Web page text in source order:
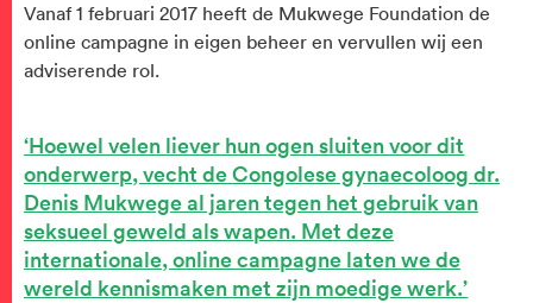
Vanaf 1 februari 2017 heeft de Mukwege Foundation de
online campagne in eigen beheer en vervullen wij een
adviserende rol.
Hoewel velen liever hun ogen sluiten voor dit
onderwerp, vecht de Congolese gynaecoloog dr.
Denis Mukwege al jaren tegen het gebruik van
seksueel geweld als wapen. Met deze
internationale, online campagne laten we de
wereld kennismaken met zijn moedige werk.